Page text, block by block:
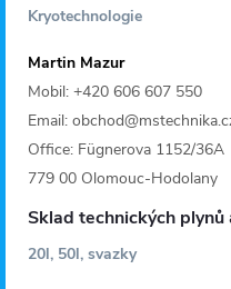
Kryotechnologie
Martin Mazur
Mobil: +420 606 607 550
Email:
Office: Fügnerova 1152/36A
779 00 Olomouc-Hodolany
Sklad technických
20l, 50l, svazky